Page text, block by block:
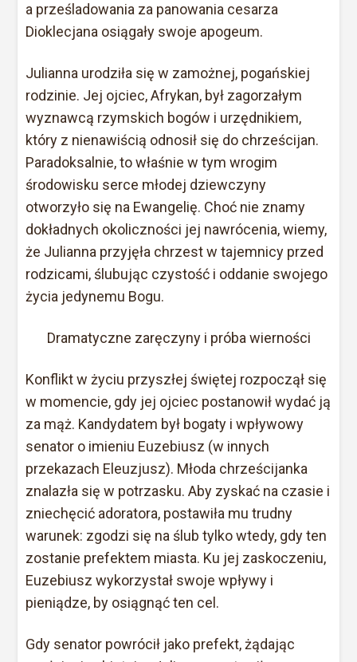
a prześladowania za panowania cesarza
Dioklecjana osiągały swoje apogeum.
Julianna urodziła się w zamożnej, pogańskiej
rodzinie. Jej ojciec, Afrykan, był zagorzałym
wyznawcą rzymskich bogów i urzędnikiem,
który z nienawiścią odnosił się do chrześcijan.
Paradoksalnie, to właśnie w tym wrogim
środowisku serce młodej dziewczyny
otworzyło się na Ewangelię. Choć nie znamy
dokładnych okoliczności jej nawrócenia, wiemy,
że Julianna przyjęła chrzest w tajemnicy przed
rodzicami, ślubując czystość i oddanie swojego
życia jedynemu Bogu.
Dramatyczne zaręczyny i próba wierności
Konflikt w życiu przyszłej świętej rozpoczął się
w momencie, gdy jej ojciec postanowił wydać ją
za mąż. Kandydatem był bogaty i wpływowy
senator o imieniu Euzebiusz (w innych
przekazach Eleuzjusz). Młoda chrześcijanka
znalazła się w potrzasku. Aby zyskać na czasie i
zniechęcić adoratora, postawiła mu trudny
warunek: zgodzi się na ślub tylko wtedy, gdy ten
zostanie prefektem miasta. Ku jej zaskoczeniu,
Euzebiusz wykorzystał swoje wpływy i
pieniądze, by osiągnąć ten cel.
Gdy senator powrócił jako prefekt, żądając